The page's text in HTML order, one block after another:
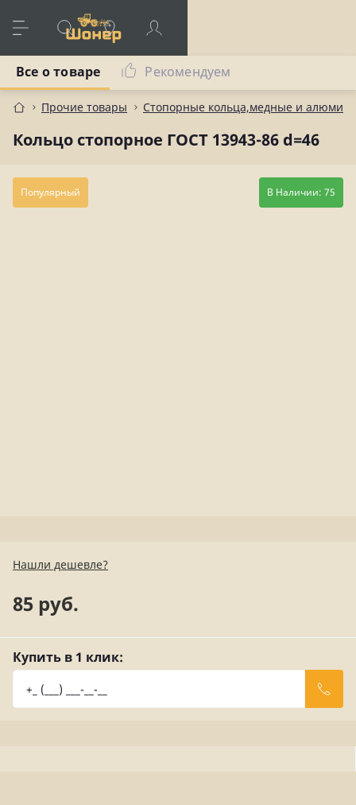
Прочие товары Стопорные кольца,медные и
Кольцо стопорное ГОСТ 13943-86 d=46
Все о товаре Рекомендуем
Популярный В Наличии: 75
Нашли дешевле?
85 руб.
Купить в 1 клик: